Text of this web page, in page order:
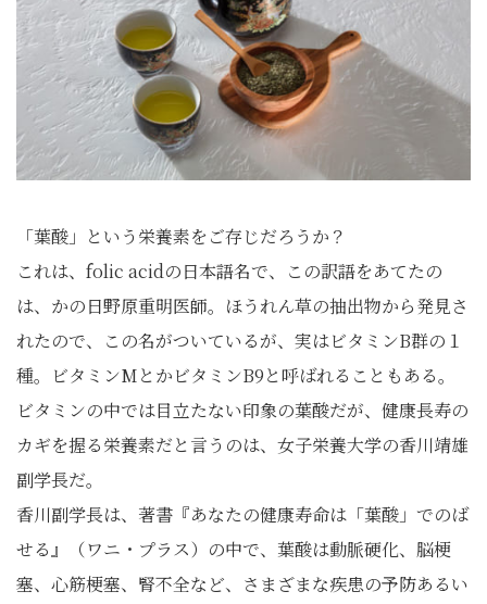
「葉酸」という栄養素をご存じだろうか？
これは、folic acidの日本語名で、この訳語をあてたの
は、かの日野原重明医師。ほうれん草の抽出物から発見さ
れたので、この名がついているが、実はビタミンB群の１
種。ビタミンMとかビタミンB9と呼ばれることもある。
ビタミンの中では目立たない印象の葉酸だが、健康長寿の
カギを握る栄養素だと言うのは、女子栄養大学の香川靖雄
副学長だ。
香川副学長は、著書『あなたの健康寿命は「葉酸」でのば
せる』（ワニ・プラス）の中で、葉酸は動脈硬化、脳梗
塞、心筋梗塞、腎不全など、さまざまな疾患の予防あるい